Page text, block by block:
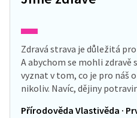
Zdravá strava je důležitá
A abychom se mohli
vyznat v tom, co je pro náš
nikoliv. Navíc, dějiny
Přírodověda Vlastivěda ·